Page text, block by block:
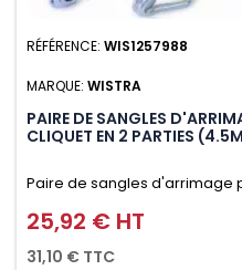
RÉFÉRENCE: WIS1257988
MARQUE: WISTRA
PAIRE DE SANGLES
CLIQUET EN 2 PARTIES
Paire de sangles d'arrimage
crochet en 2 parties (4.5M +
d'utilisation. Permet d'arrimer
Prix
25,92 € HT
31,10 € TTC